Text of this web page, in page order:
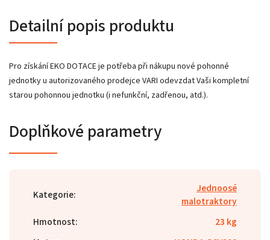
Detailní popis produktu
Pro získání EKO DOTACE je potřeba při nákupu nové pohonné
jednotky u autorizovaného prodejce VARI odevzdat Vaši kompletní
starou pohonnou jednotku (i nefunkční, zadřenou, atd.).
Doplňkové parametry
Kategorie:
Jednoosé
malotraktory
Hmotnost:
23 kg